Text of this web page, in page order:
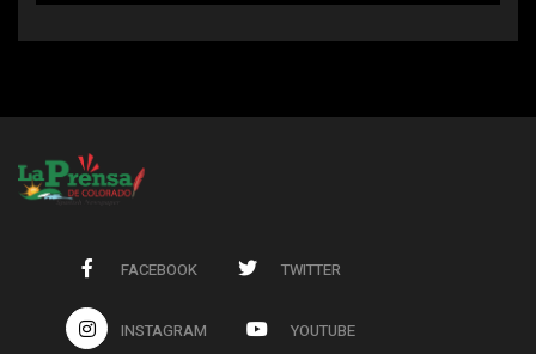
FACEBOOK TWITTER
INSTAGRAM YOUTUBE